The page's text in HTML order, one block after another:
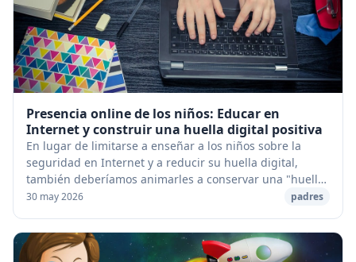
Presencia online de los niños: Educar en
Internet y construir una huella digital positiva
En lugar de limitarse a enseñar a los niños sobre la
seguridad en Internet y a reducir su huella digital,
también deberíamos animarles a conservar una "huella
digital" positiva que será un activo para...
30 may 2026 padres